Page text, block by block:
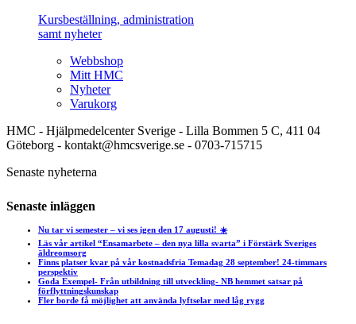
Kursbeställning, administration
samt nyheter
Webbshop
Mitt HMC
Nyheter
Varukorg
HMC - Hjälpmedelcenter Sverige - Lilla Bommen 5 C, 411 04
Göteborg - kontakt@hmcsverige.se - 0703-715715
Senaste nyheterna
Senaste inläggen
Nu tar vi semester – vi ses igen den 17 augusti! ☀️
Läs vår artikel “Ensamarbete – den nya lilla svarta” i Förstärk Sveriges
äldreomsorg
Finns platser kvar på vår kostnadsfria Temadag 28 september! 24-timmars
perspektiv
Goda Exempel- Från utbildning till utveckling- NB hemmet satsar på
förflyttningskunskap
Fler borde få möjlighet att använda lyftselar med låg rygg